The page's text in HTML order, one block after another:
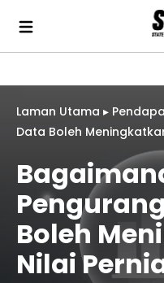
Laman Utama ▸
Data Boleh
Boleh
Nilai